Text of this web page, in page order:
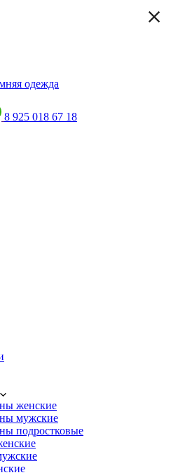
одежда
8 925 018 67 18
женские
мужские
подростковые